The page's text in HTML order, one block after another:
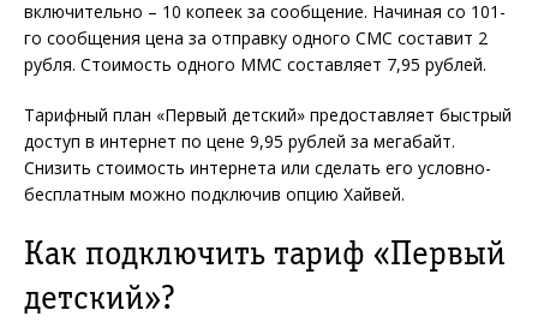
включительно – 10 копеек за сообщение. Начиная со 101-
го сообщения цена за отправку одного СМС составит 2
рубля. Стоимость одного ММС составляет 7,95 рублей.
Тарифный план «Первый детский» предоставляет быстрый
доступ в интернет по цене 9,95 рублей за мегабайт.
Снизить стоимость интернета или сделать его условно-
бесплатным можно подключив опцию Хайвей.
Как подключить тариф «Первый
детский»?